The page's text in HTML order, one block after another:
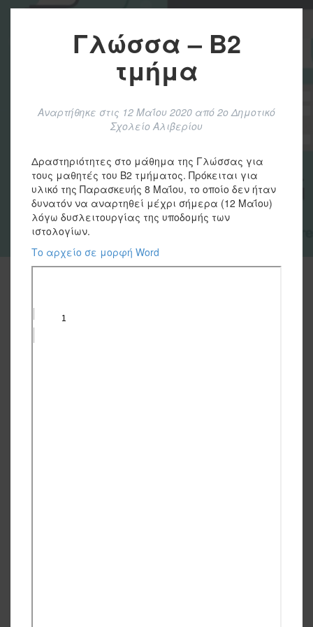
Γλώσσα – Β2
τμήμα
Αναρτήθηκε στις 12 Μαΐου 2020 από 2ο Δημοτικό
Σχολείο Αλιβερίου
Δραστηριότητες στο μάθημα της Γλώσσας για
τους μαθητές του Β2 τμήματος. Πρόκειται για
υλικό της Παρασκευής 8 Μαΐου, το οποίο δεν ήταν
δυνατόν να αναρτηθεί μέχρι σήμερα (12 Μαΐου)
λόγω δυσλειτουργίας της υποδομής των
ιστολογίων.
Το αρχείο σε μορφή Word